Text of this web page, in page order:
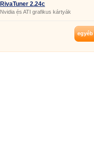
RivaTuner 2.24c
Nvidia és ATI grafikus kártyák
hangolása.